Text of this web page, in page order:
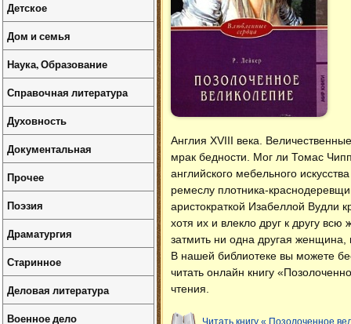
Англия XVIII века.
мрак бедности. Мог ли Томас
английского мебельного
ремеслу плотника-
аристократкой Изабеллой Вудли
хотя их и влекло друг к другу
затмить ни одна другая женщина,
В нашей библиотеке вы можете
читать онлайн книгу
чтения.
Читать книгу « Позолоченное
Детское
Дом и семья
Наука, Образование
Справочная литература
Духовность
Документальная
Прочее
Поэзия
Драматургия
Старинное
Деловая литература
Военное дело